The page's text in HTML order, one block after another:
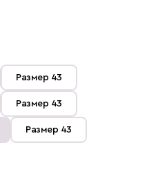
Размер 43
Размер 43
Размер 43